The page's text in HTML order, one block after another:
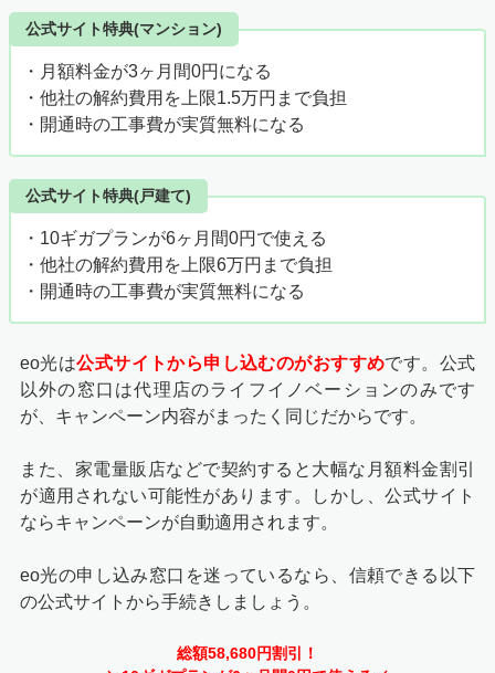
公式サイト特典(マンション)
・月額料金が3ヶ月間0円になる
・他社の解約費用を上限1.5万円まで負担
・開通時の工事費が実質無料になる
公式サイト特典(戸建て)
・10ギガプランが6ヶ月間0円で使える
・他社の解約費用を上限6万円まで負担
・開通時の工事費が実質無料になる
eo光は公式サイトから申し込むのがおすすめです。公式
以外の窓口は代理店のライフイノベーションのみです
が、キャンペーン内容がまったく同じだからです。
また、家電量販店などで契約すると大幅な月額料金割引
が適用されない可能性があります。しかし、公式サイト
ならキャンペーンが自動適用されます。
eo光の申し込み窓口を迷っているなら、信頼できる以下
の公式サイトから手続きしましょう。
総額58,680円割引！